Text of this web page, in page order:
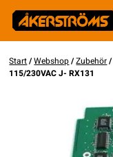
Start/Webshop/Zubehör/
115/230VAC J- RX131